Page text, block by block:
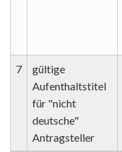
7
gültige
Aufenthaltstitel
für "nicht
deutsche"
Antragsteller